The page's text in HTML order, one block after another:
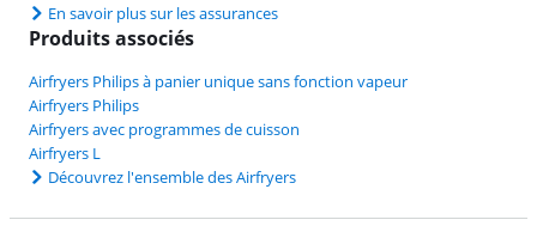
En savoir plus sur les assurances
Produits associés
Airfryers Philips à panier unique sans fonction vapeur
Airfryers Philips
Airfryers avec programmes de cuisson
Airfryers L
Découvrez l'ensemble des Airfryers